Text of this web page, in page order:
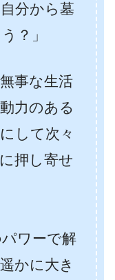
分から墓
？」
事な生活
力のある
して次々
押し寄せ
ワーで解
かに大き